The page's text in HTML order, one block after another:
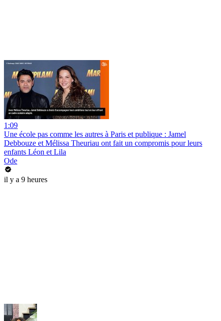
1:09
Une école pas comme les autres à Paris et publique : Jamel
Debbouze et Mélissa Theuriau ont fait un compromis pour leurs
enfants Léon et Lila
Ode
il y a 9 heures